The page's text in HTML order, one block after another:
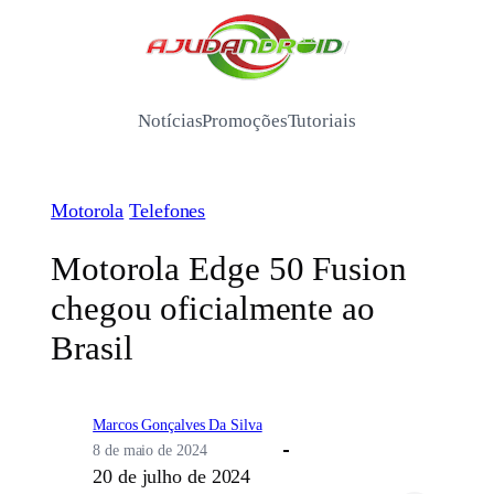
/
NotíciasPromoçõesTutoriais
Motorola Telefones
Motorola Edge 50 Fusion
chegou oficialmente ao
Brasil
Marcos Gonçalves Da Silva
8 de maio de 2024
20 de julho de 2024